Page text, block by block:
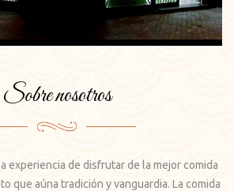
Sobre nosotros
experiencia de disfrutar de la mejor comida
que aúna tradición y vanguardia. La comida